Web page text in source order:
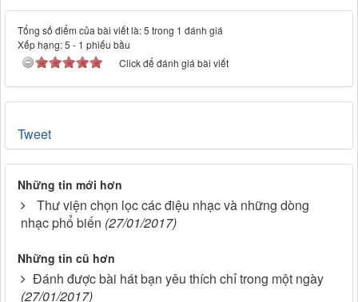
Tổng số điểm của bài viết là: 5 trong 1 đánh giá
Xếp hạng:5 - 1 phiếu bầu
Click để đánh giá bài viết
Tweet
Những tin mới hơn
Thư viện chọn lọc các điệu nhạc và những dòng
nhạc phổ biến (27/01/2017)
Những tin cũ hơn
Đánh được bài hát bạn yêu thích chỉ trong một ngày
(27/01/2017)